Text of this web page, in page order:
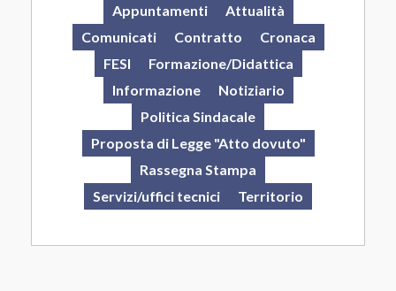
Appuntamenti
Attualità
Comunicati
Contratto
Cronaca
FESI
Formazione/Didattica
Informazione
Notiziario
Politica Sindacale
Proposta di Legge "Atto dovuto"
Rassegna Stampa
Servizi/uffici tecnici
Territorio